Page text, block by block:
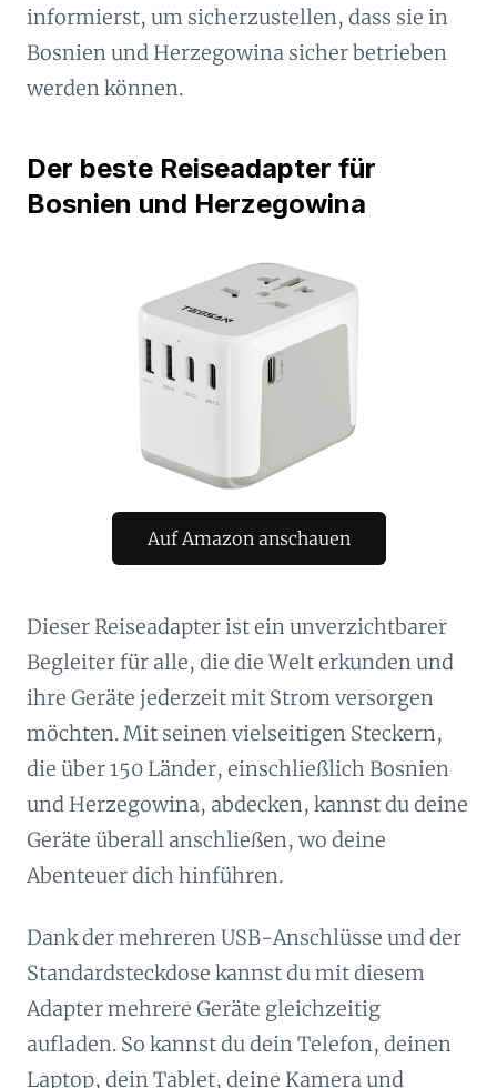
informierst, um sicherzustellen, dass sie in
Bosnien und Herzegowina sicher betrieben
werden können.
Der beste Reiseadapter für
Bosnien und Herzegowina
Auf Amazon anschauen
Dieser Reiseadapter ist ein unverzichtbarer
Begleiter für alle, die die Welt erkunden und
ihre Geräte jederzeit mit Strom versorgen
möchten. Mit seinen vielseitigen Steckern,
die über 150 Länder, einschließlich Bosnien
und Herzegowina, abdecken, kannst du deine
Geräte überall anschließen, wo deine
Abenteuer dich hinführen.
Dank der mehreren USB-Anschlüsse und der
Standardsteckdose kannst du mit diesem
Adapter mehrere Geräte gleichzeitig
aufladen. So kannst du dein Telefon, deinen
Laptop, dein Tablet, deine Kamera und